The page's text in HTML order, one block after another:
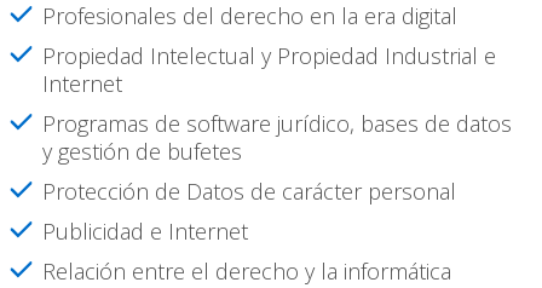
Profesionales del derecho en la era digital
Propiedad Intelectual y Propiedad Industrial e
Internet
Programas de software jurídico, bases de datos
y gestión de bufetes
Protección de Datos de carácter personal
Publicidad e Internet
Relación entre el derecho y la informática